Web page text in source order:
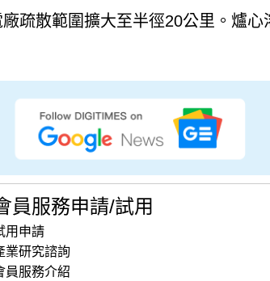
疏散範圍擴大至半徑20公里。爐心
員服務申請/試用
用申請
業研究諮詢
員服務介紹